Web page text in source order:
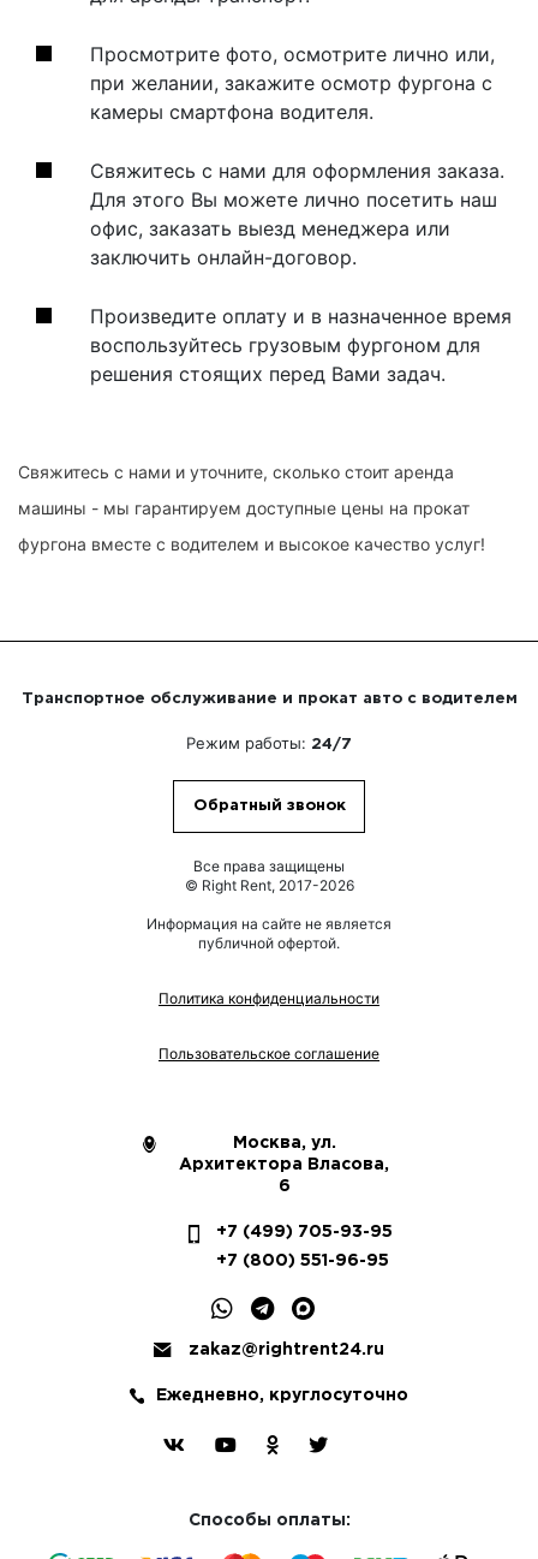
Просмотрите фото, осмотрите лично или,
при желании, закажите осмотр фургона с
камеры смартфона водителя.
Свяжитесь с нами для оформления заказа.
Для этого Вы можете лично посетить наш
офис, заказать выезд менеджера или
заключить онлайн-договор.
Произведите оплату и в назначенное время
воспользуйтесь грузовым фургоном для
решения стоящих перед Вами задач.
Свяжитесь с нами и уточните, сколько стоит аренда
машины - мы гарантируем доступные цены на прокат
фургона вместе с водителем и высокое качество услуг!
Транспортное обслуживание и прокат авто с водителем
Режим работы: 24/7
Обратный звонок
Все права защищены
© Right Rent, 2017-2026
Информация на сайте не является
публичной офертой.
Политика конфиденциальности
Пользовательское соглашение
Москва, ул.
Архитектора Власова,
6
+7 (499) 705-93-95
+7 (800) 551-96-95
zakaz@rightrent24.ru
Ежедневно, круглосуточно
Способы оплаты: